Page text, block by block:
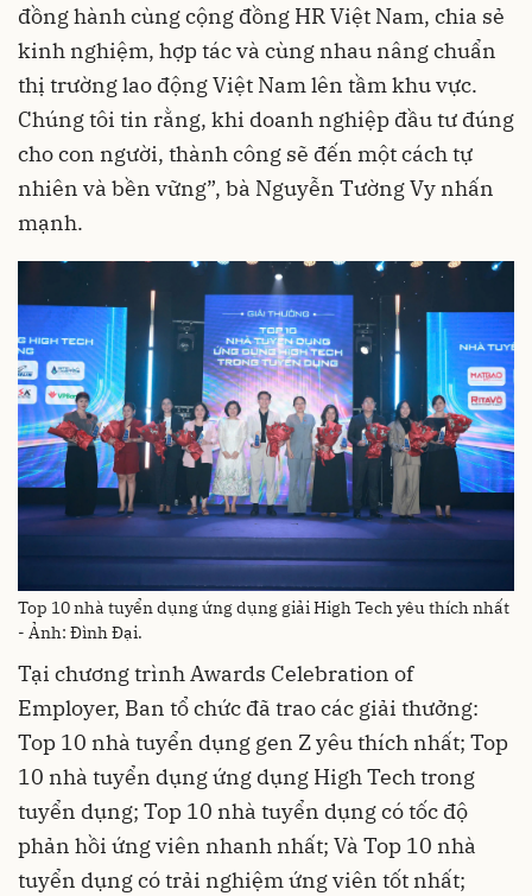
đồng hành cùng cộng đồng HR Việt Nam, chia sẻ
kinh nghiệm, hợp tác và cùng nhau nâng chuẩn
thị trường lao động Việt Nam lên tầm khu vực.
Chúng tôi tin rằng, khi doanh nghiệp đầu tư đúng
cho con người, thành công sẽ đến một cách tự
nhiên và bền vững”, bà Nguyễn Tường Vy nhấn
mạnh.
Top 10 nhà tuyển dụng ứng dụng giải High Tech yêu thích nhất
- Ảnh: Đình Đại.
Tại chương trình Awards Celebration of
Employer, Ban tổ chức đã trao các giải thưởng:
Top 10 nhà tuyển dụng gen Z yêu thích nhất; Top
10 nhà tuyển dụng ứng dụng High Tech trong
tuyển dụng; Top 10 nhà tuyển dụng có tốc độ
phản hồi ứng viên nhanh nhất; Và Top 10 nhà
tuyển dụng có trải nghiệm ứng viên tốt nhất;